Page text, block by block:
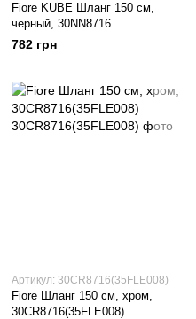
Fiore KUBE Шланг 150 см,
черный, 30NN8716
782 грн
Артикул: 30CR8716(35FLE008)
Fiore Шланг 150 см, хром,
30CR8716(35FLE008)